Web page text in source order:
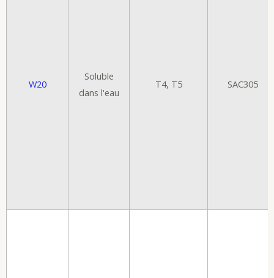
W20
Soluble
dans l'eau
T4, T5 SAC305